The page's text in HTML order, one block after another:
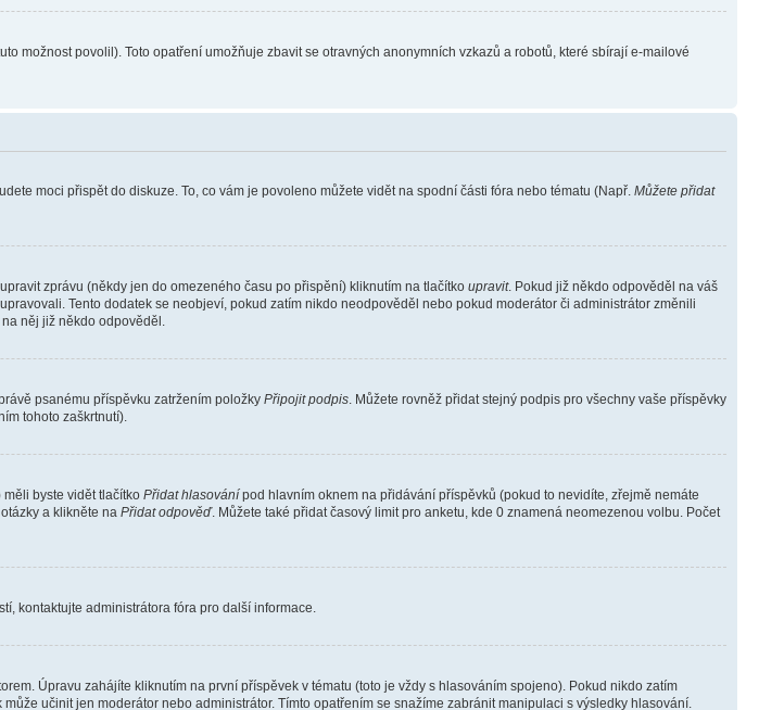
možnost povolil). Toto opatření umožňuje zbavit se otravných anonymních vzkazů a robotů, které sbírají e-mailové
moci přispět do diskuze. To, co vám je povoleno můžete vidět na spodní části fóra nebo tématu (Např. Můžete přidat
zprávu (někdy jen do omezeného času po přispění) kliknutím na tlačítko upravit. Pokud již někdo odpověděl na váš
Tento dodatek se neobjeví, pokud zatím nikdo neodpověděl nebo pokud moderátor či administrátor změnili
něj již někdo odpověděl.
psanému příspěvku zatržením položky Připojit podpis . Můžete rovněž přidat stejný podpis pro všechny vaše příspěvky
tohoto zaškrtnutí).
byste vidět tlačítko Přidat hlasovánípod hlavním oknem na přidávání příspěvků (pokud to nevidíte, zřejmě nemáte
a klikněte na Přidat odpověď. Můžete také přidat časový limit pro anketu, kde 0 znamená neomezenou volbu. Počet
kontaktujte administrátora fóra pro další informace.
Úpravu zahájíte kliknutím na první příspěvek v tématu (toto je vždy s hlasováním spojeno). Pokud nikdo zatím
učinit jen moderátor nebo administrátor. Tímto opatřením se snažíme zabránit manipulaci s výsledky hlasování.